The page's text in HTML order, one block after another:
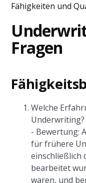
Fähigkeiten und
Fragen
Welche
Underwriting?
- Bewertung:
für frühere
einschließlich
bearbeitet
waren, und